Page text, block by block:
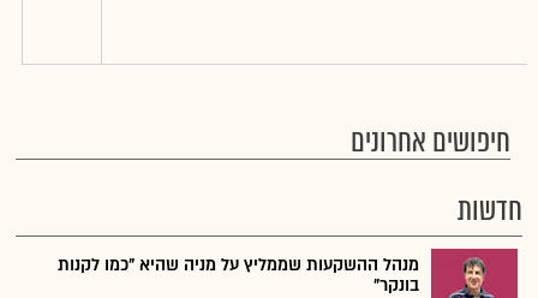
חיפושים אחרונים
חדשות
מנהל ההשקעות שממליץ על מניה שהיא "כמו לקנות
בונקר"